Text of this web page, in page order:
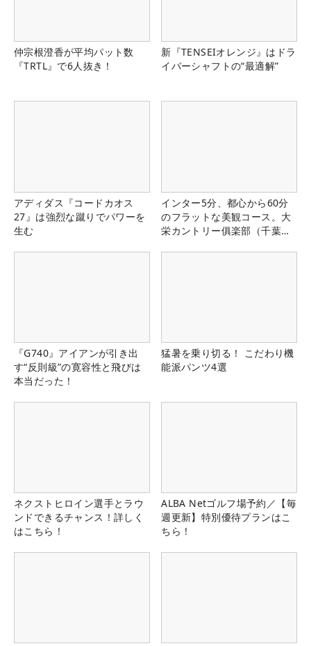
仲宗根澄香が平均パット数
『TRTL』で6人抜き！
新『TENSEIオレンジ』はドラ
イバーシャフトの“最適解”
アディダス『コードカオス
27』は強烈な蹴りでパワーを
生む
インター5分、都心から60分
のフラットな美観コース。大
栄カントリー俱楽部（千葉
『G740』アイアンが引き出
す“反則級”の寛容性と飛びは
本当だった！
猛暑を乗り切る！ こだわり機
能派パンツ4選
ネクストヒロイン選手とラウ
ンドできるチャンス！詳しく
はこちら！
ALBA Netゴルフ場予約／【毎
週更新】特別優待プランはこ
ちら！